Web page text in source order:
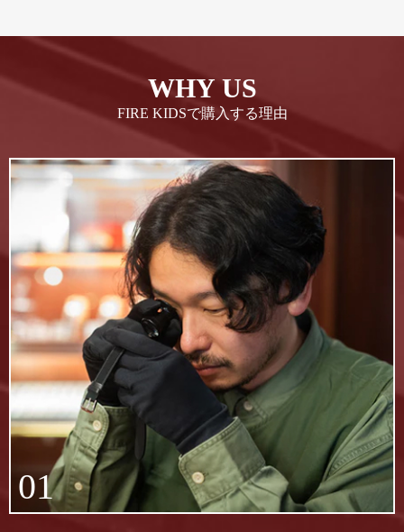
WHY US
FIRE KIDSで購入する理由
01